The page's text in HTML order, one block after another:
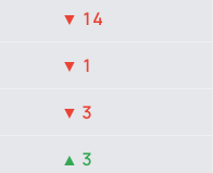
▼ 14
▼ 1
▼ 3
▲ 3